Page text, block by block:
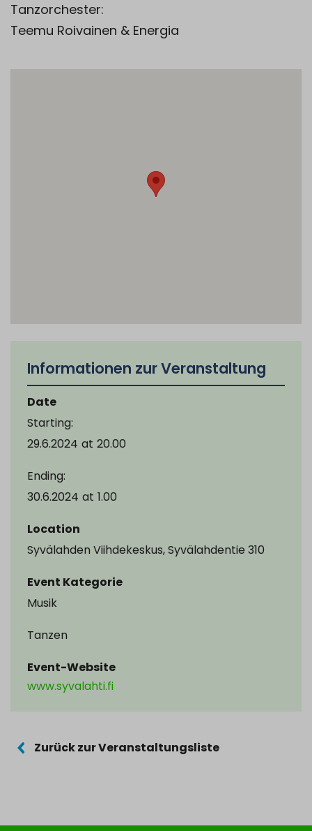
Tanzorchester:
Teemu Roivainen & Energia
Informationen zur Veranstaltung
Date
Starting:
29.6.2024 at 20.00
Ending:
30.6.2024 at 1.00
Location
Syvälahden Viihdekeskus, Syvälahdentie 310
Event Kategorie
Musik
Tanzen
Event-Website
www.syvalahti.fi
Zurück zur Veranstaltungsliste